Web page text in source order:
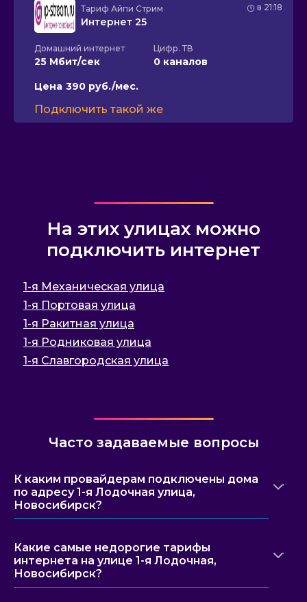
в 21:18
Тариф Айпи Стрим
Интернет 25
Домашний интернет
25 Мбит/сек
Цифр. ТВ
0 каналов
Цена 390 руб./мес.
Подключить такой же
На этих улицах можно
подключить интернет
1-я Механическая улица
1-я Портовая улица
1-я Ракитная улица
1-я Родниковая улица
1-я Славгородская улица
Часто задаваемые вопросы
К каким провайдерам подключены дома
по адресу 1-я Лодочная улица,
Новосибирск?
Какие самые недорогие тарифы
интернета на улице 1-я Лодочная,
Новосибирск?